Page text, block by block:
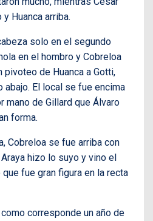
Huanca arriba.
solo en el segundo
en el hombro y Cobreloa
pivoteo de Huanca a Gotti,
El local se fue encima
mano de Gillard que Álvaro
forma.
Cobreloa se fue arriba con
hizo lo suyo y vino el
que fue gran figura en la recta
corresponde un año de